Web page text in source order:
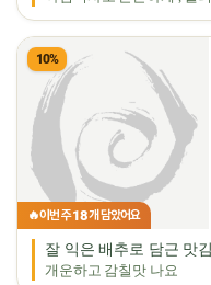
10%
🔥이번 주18개 담았어요
잘 익은 배추로 담근 맛
개운하고 감칠맛 나요